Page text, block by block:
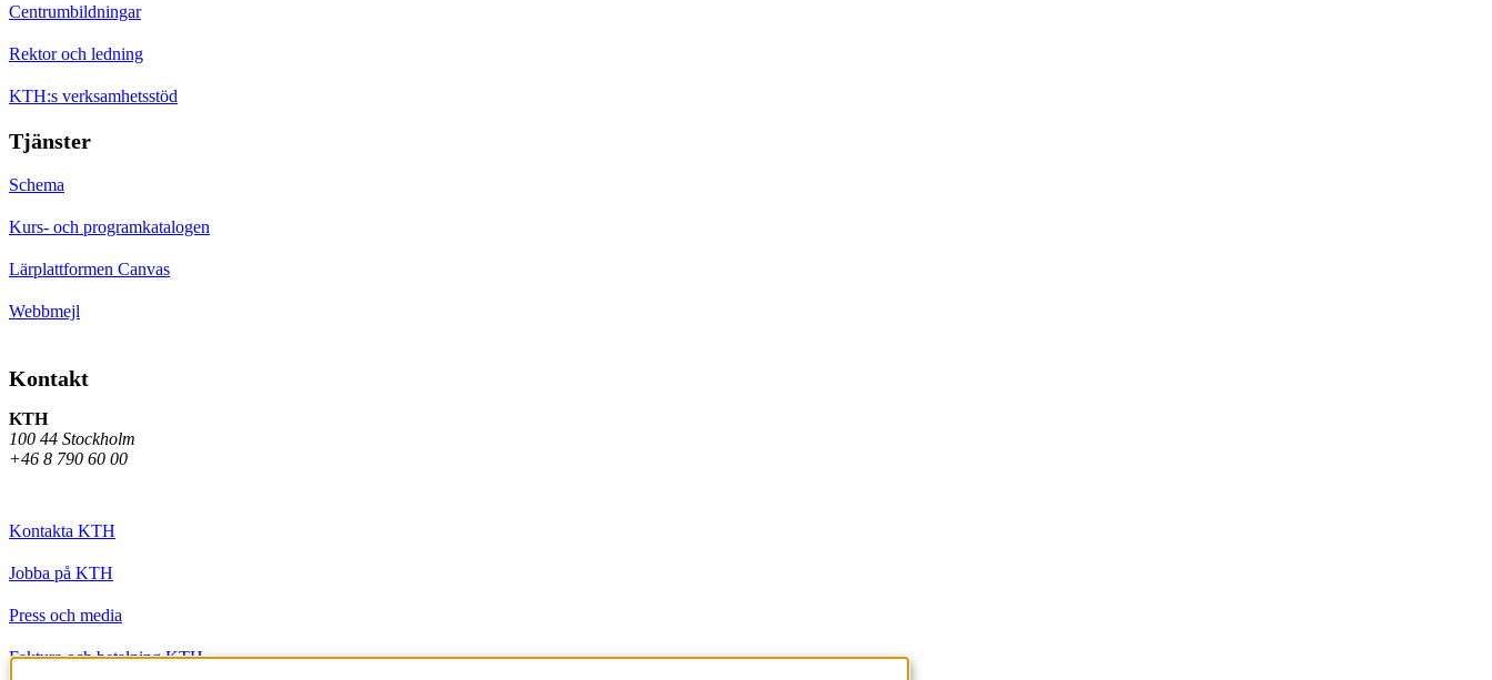
Centrumbildningar
Rektor och ledning
KTH:s verksamhetsstöd
Tjänster
Schema
Kurs- och programkatalogen
Lärplattformen Canvas
Webbmejl
Kontakt
KTH
100 44 Stockholm
+46 8 790 60 00
Kontakta KTH
Jobba på KTH
Press och media
Faktura och betalning KTH